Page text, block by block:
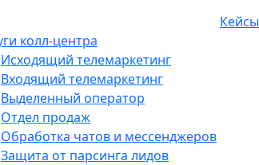
колл-центра
Исходящий телемаркетинг
Входящий телемаркетинг
Выделенный оператор
Отдел продаж
Обработка чатов и мессенджеров
Защита от парсинга лидов
Кейсы